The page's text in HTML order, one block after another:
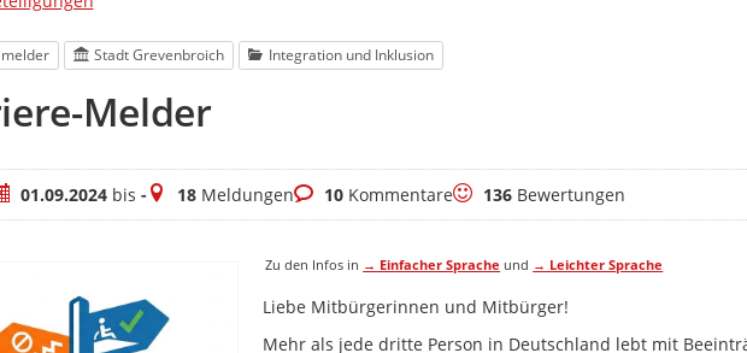
Stadt Grevenbroich Integration und Inklusion
Melder
01.09.2024bis -Meldungen
18MeldungenKommentare
10KommentareBewertungen
136Bewertungen
Zu den Infos in → Einfacher Sprache und → Leichter Sprache
Liebe Mitbürgerinnen und Mitbürger!
Mehr als jede dritte Person in Deutschland lebt mit